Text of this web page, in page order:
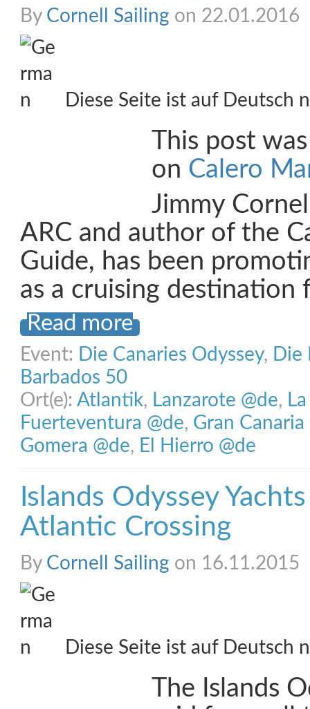
By Cornell Sailing on 22.01.2016
Diese Seite ist auf Deutsch
This post
on Calero
Jimmy
ARC and author of the
Guide, has been
as a cruising destination
Read more
Event: Die Canaries Odyssey, Die
Barbados 50
Ort(e): Atlantik, Lanzarote @de,
Fuerteventura @de, Gran Canaria
Gomera @de, El Hierro @de
Islands Odyssey
Atlantic Crossing
By Cornell Sailing on 16.11.2015
Diese Seite ist auf Deutsch
The Islands